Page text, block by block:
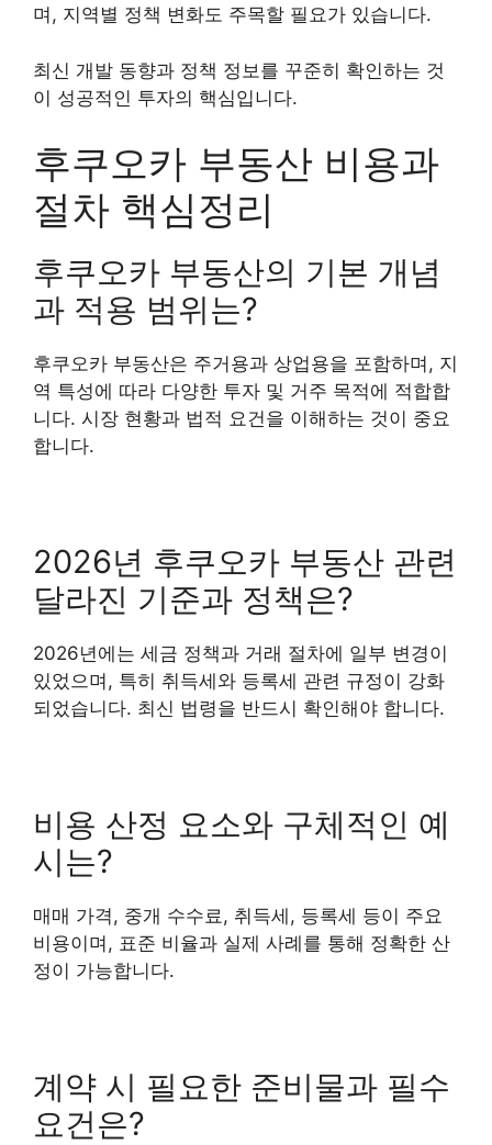
며, 지역별 정책 변화도 주목할 필요가 있습니다.
최신 개발 동향과 정책 정보를 꾸준히 확인하는 것
이 성공적인 투자의 핵심입니다.
후쿠오카 부동산 비용과
절차 핵심정리
후쿠오카 부동산의 기본 개념
과 적용 범위는?
후쿠오카 부동산은 주거용과 상업용을 포함하며, 지
역 특성에 따라 다양한 투자 및 거주 목적에 적합합
니다. 시장 현황과 법적 요건을 이해하는 것이 중요
합니다.
2026년 후쿠오카 부동산 관련
달라진 기준과 정책은?
2026년에는 세금 정책과 거래 절차에 일부 변경이
있었으며, 특히 취득세와 등록세 관련 규정이 강화
되었습니다. 최신 법령을 반드시 확인해야 합니다.
비용 산정 요소와 구체적인 예
시는?
매매 가격, 중개 수수료, 취득세, 등록세 등이 주요
비용이며, 표준 비율과 실제 사례를 통해 정확한 산
정이 가능합니다.
계약 시 필요한 준비물과 필수
요건은?